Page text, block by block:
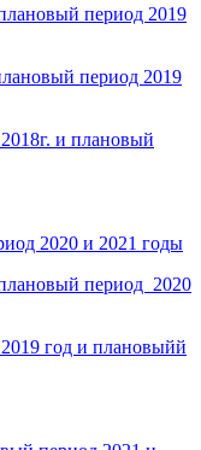
период 2019
период 2019
и плановый
2020 и 2021 годы
период 2020
год и плановыйй